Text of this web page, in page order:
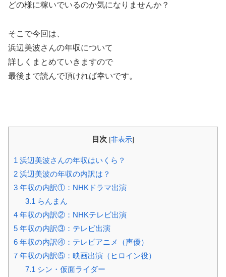
どの様に稼いでいるのか気になりませんか？
そこで今回は、
浜辺美波さんの年収について
詳しくまとめていきますので
最後まで読んで頂ければ幸いです。
目次 [非表示]
1 浜辺美波さんの年収はいくら？
2 浜辺美波の年収の内訳は？
3 年収の内訳①：NHKドラマ出演
3.1 らんまん
4 年収の内訳②：NHKテレビ出演
5 年収の内訳③：テレビ出演
6 年収の内訳④：テレビアニメ（声優）
7 年収の内訳⑤：映画出演（ヒロイン役）
7.1 シン・仮面ライダー